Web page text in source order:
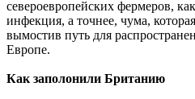
североевропейских фермеров,
инфекция, а точнее, чума,
вымостив путь для
Европе.
Как заполонили Британию